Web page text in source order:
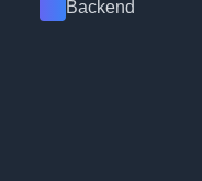
Backend